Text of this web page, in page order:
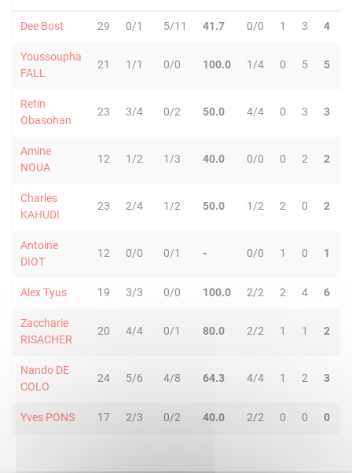
Dee Bost 29 0/1 5/11 41.7 0/0 1 3 4
Youssoupha
FALL
21 1/1 0/0 100.0 1/4 0 5 5
Retin
Obasohan
23 3/4 0/2 50.0 4/4 0 3 3
Amine
NOUA
12 1/2 1/3 40.0 0/0 0 2 2
Charles
KAHUDI
23 2/4 1/2 50.0 1/2 2 0 2
Antoine
DIOT
12 0/0 0/1 - 0/0 1 0 1
Alex Tyus 19 3/3 0/0 100.0 2/2 2 4 6
Zaccharie
RISACHER
20 4/4 0/1 80.0 2/2 1 1 2
Nando DE
COLO
24 5/6 4/8 64.3 4/4 1 2 3
Yves PONS 17 2/3 0/2 40.0 2/2 0 0 0